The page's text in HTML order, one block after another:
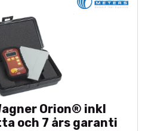
Orion® inkl
och 7 års garanti